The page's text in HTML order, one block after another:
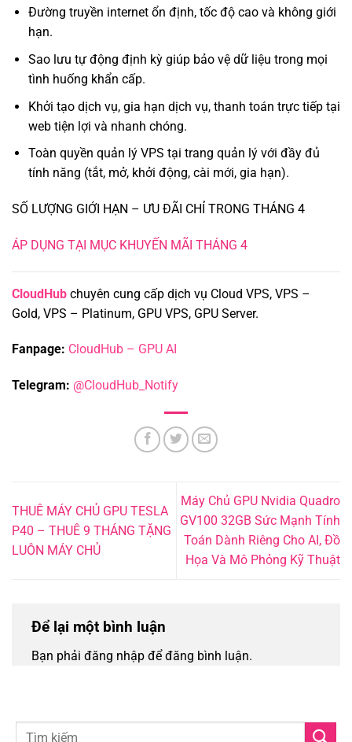
Đường truyền internet ổn định, tốc độ cao và không giới
hạn.
Sao lưu tự động định kỳ giúp bảo vệ dữ liệu trong mọi
tình huống khẩn cấp.
Khởi tạo dịch vụ, gia hạn dịch vụ, thanh toán trực tiếp tại
web tiện lợi và nhanh chóng.
Toàn quyền quản lý VPS tại trang quản lý với đầy đủ
tính năng (tắt, mở, khởi động, cài mới, gia hạn).
SỐ LƯỢNG GIỚI HẠN – ƯU ĐÃI CHỈ TRONG THÁNG 4
ÁP DỤNG TẠI MỤC KHUYẾN MÃI THÁNG 4
CloudHub chuyên cung cấp dịch vụ Cloud VPS, VPS –
Gold, VPS – Platinum, GPU VPS, GPU Server.
Fanpage: CloudHub – GPU AI
Telegram: @CloudHub_Notify
THUÊ MÁY CHỦ GPU TESLA
P40 – THUÊ 9 THÁNG TẶNG
LUÔN MÁY CHỦ
Máy Chủ GPU Nvidia Quadro
GV100 32GB Sức Mạnh Tính
Toán Dành Riêng Cho AI, Đồ
Họa Và Mô Phỏng Kỹ Thuật
Để lại một bình luận
Bạn phải đăng nhập để đăng bình luận.